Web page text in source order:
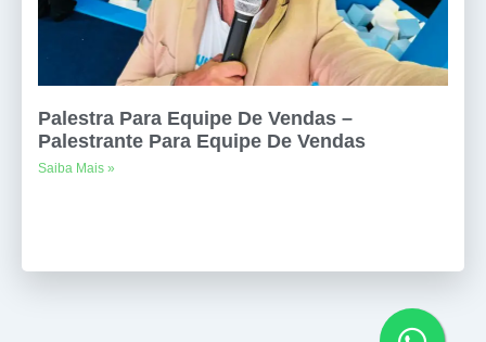
Palestra Para Equipe De Vendas –
Palestrante Para Equipe De Vendas
Saiba Mais »